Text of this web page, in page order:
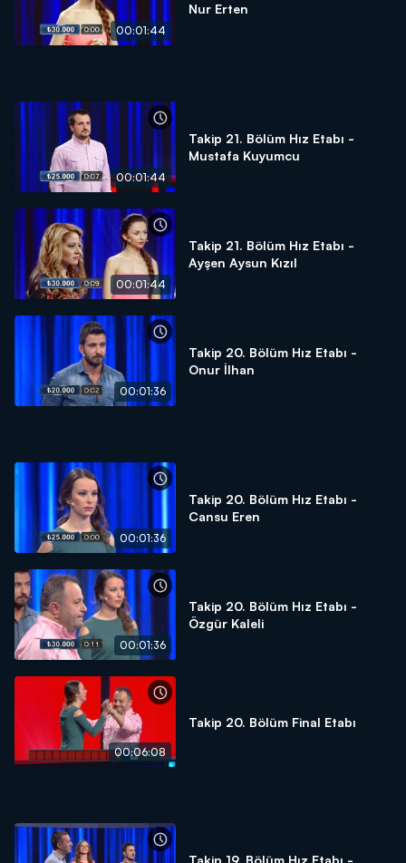
00:01:44
Nur Erten
00:01:44
Takip 21. Bölüm Hız Etabı -
Mustafa Kuyumcu
00:01:44
Takip 21. Bölüm Hız Etabı -
Ayşen Aysun Kızıl
00:01:36
Takip 20. Bölüm Hız Etabı -
Onur İlhan
00:01:36
Takip 20. Bölüm Hız Etabı -
Cansu Eren
00:01:36
Takip 20. Bölüm Hız Etabı -
Özgür Kaleli
00:06:08
Takip 20. Bölüm Final Etabı
Takip 19. Bölüm Hız Etabı -